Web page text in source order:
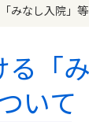
みなし入院」
「
いて